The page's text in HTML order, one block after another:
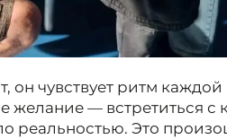
он чувствует ритм каждой
желание — встретиться с
реальностью. Это